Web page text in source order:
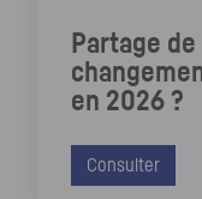
Partage
en 2026 ?
Consulter